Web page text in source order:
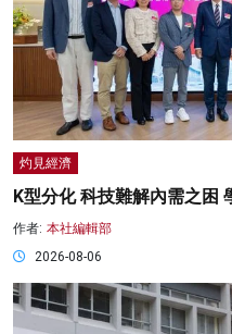
灼見經濟
K型分化 科技難解內需之困
作者: 本社編輯部
2026-08-06